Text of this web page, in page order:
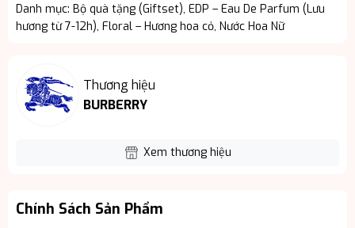
Danh mục: Bộ quà tặng (Giftset), EDP – Eau De Parfum (Lưu
hương từ 7-12h), Floral – Hương hoa cỏ, Nước Hoa Nữ
Thương hiệu
BURBERRY
Xem thương hiệu
Chính Sách Sản Phẩm